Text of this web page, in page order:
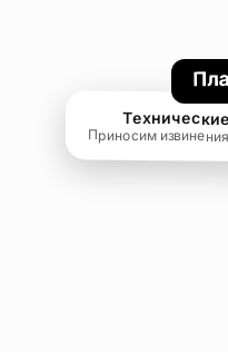
Приносим